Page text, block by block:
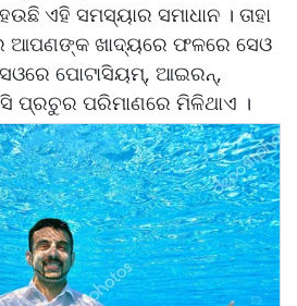
ଏହି ସମସ୍ୟାର ସମାଧାନ । ତାହା
ଆପଣଙ୍କ ଖାଦ୍ୟରେ ଫଳରେ ସେଓ
ପୋଟାସିୟମ୍, ଆଇରନ୍,
ପ୍ରଚୁର ପରିମାଣରେ ମିଳିଥାଏ ।